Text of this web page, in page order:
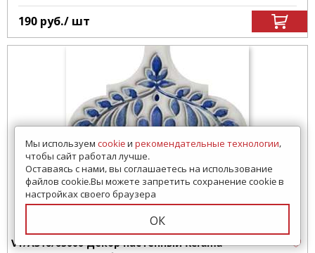
190 руб./ шт
VT/A316/65000 Декор настенный Kerama
Мы используем cookieи рекомендательные технологии,
чтобы сайт работал лучше.
Оставаясь с нами, вы соглашаетесь на использование
файлов cookie.Вы можете запретить сохранение cookie в
настройках своего браузера
ОК